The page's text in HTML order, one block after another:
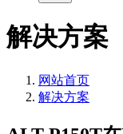
解决方案
网站首页
解决方案